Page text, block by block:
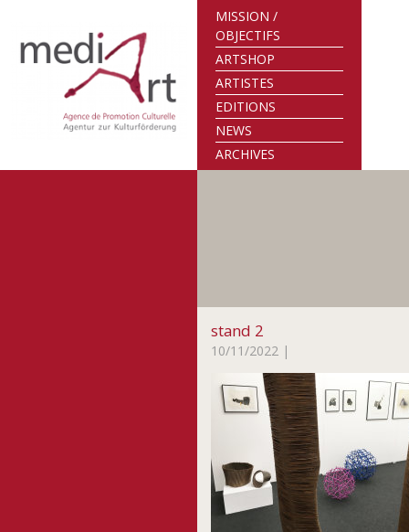
MISSION /
OBJECTIFS
ARTSHOP
ARTISTES
EDITIONS
NEWS
ARCHIVES
stand 2
10/11/2022 |